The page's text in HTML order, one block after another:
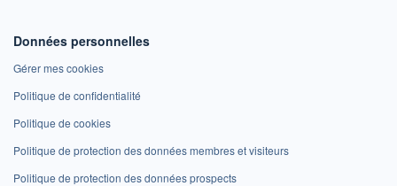
Données personnelles
Gérer mes cookies
Politique de confidentialité
Politique de cookies
Politique de protection des données membres et visiteurs
Politique de protection des données prospects